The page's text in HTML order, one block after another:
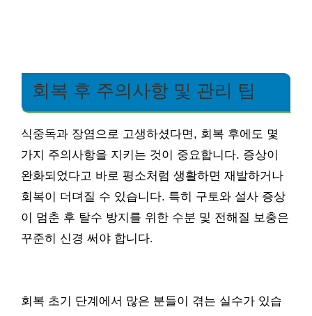
회복 후 주의사항 및 관리 팁
식중독과 장염으로 고생하셨다면, 회복 후에도 몇
가지 주의사항을 지키는 것이 중요합니다. 증상이
완화되었다고 바로 평소처럼 생활하면 재발하거나
회복이 더뎌질 수 있습니다. 특히 구토와 설사 증상
이 멈춘 후 탈수 방지를 위한 수분 및 전해질 보충은
꾸준히 신경 써야 합니다.
회복 초기 단계에서 많은 분들이 겪는 실수가 있습